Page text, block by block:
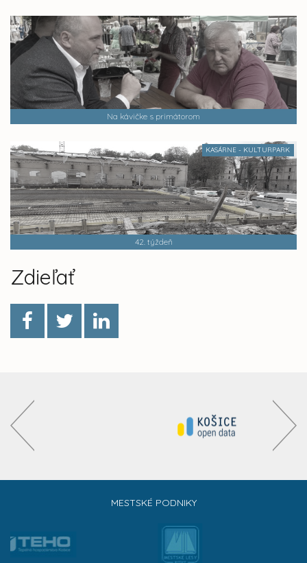
Na kávičke s primátorom
KASÁRNE - KULTURPARK
42. týždeň
Zdieľať
MESTSKÉ PODNIKY